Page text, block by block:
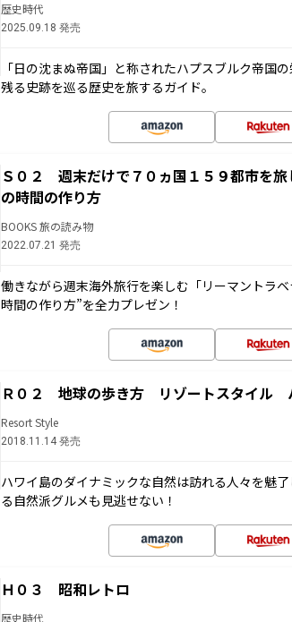
歴史時代
2025.09.18 発売
「日の沈まぬ帝国」と称されたハプスブルク帝国
残る史跡を巡る歴史を旅するガイド。
Ｓ０２ 週末だけで７０ヵ国１５９都市を
の時間の作り方
BOOKS 旅の読み物
2022.07.21 発売
働きながら週末海外旅行を楽しむ「リーマントラ
時間の作り方”を全力プレゼン！
Ｒ０２ 地球の歩き方 リゾートスタイル
Resort Style
2018.11.14 発売
ハワイ島のダイナミックな自然は訪れる人々を魅
る自然派グルメも見逃せない！
Ｈ０３ 昭和レトロ
歴史時代